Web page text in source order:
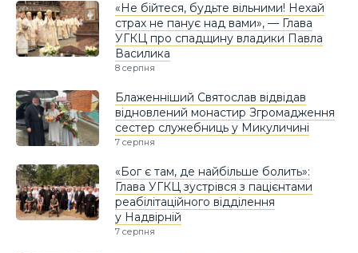
«Не бійтеся, будьте вільними! Нехай
страх не панує над вами», — Глава
УГКЦ про спадщину владики Павла
Василика
8 серпня
Блаженніший Святослав відвідав
відновлений монастир Згромадження
сестер служебниць у Микуличині
7 серпня
«Бог є там, де найбільше болить»:
Глава УГКЦ зустрівся з пацієнтами
реабілітаційного відділення
у Надвірній
7 серпня